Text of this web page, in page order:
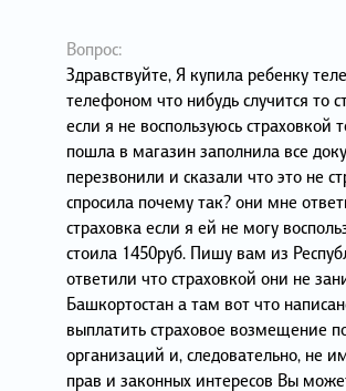
Вопрос:
Здравствуйте, Я купила ребенку
телефоном что нибудь случится то
если я не воспользуюсь
пошла в магазин заполнила все
перезвонили и сказали что это не
спросила почему так? они мне
страховка если я ей не могу
стоила 1450руб. Пишу вам из
ответили что страховкой они не
Башкортостан а там вот что
выплатить страховое возмещение
организаций и, следовательно, не
прав и законных интересов Вы